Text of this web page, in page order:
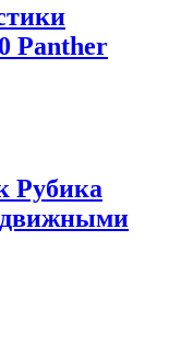
Panther
Рубика